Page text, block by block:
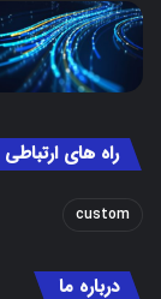
راه های ارتباطی
custom
درباره ما